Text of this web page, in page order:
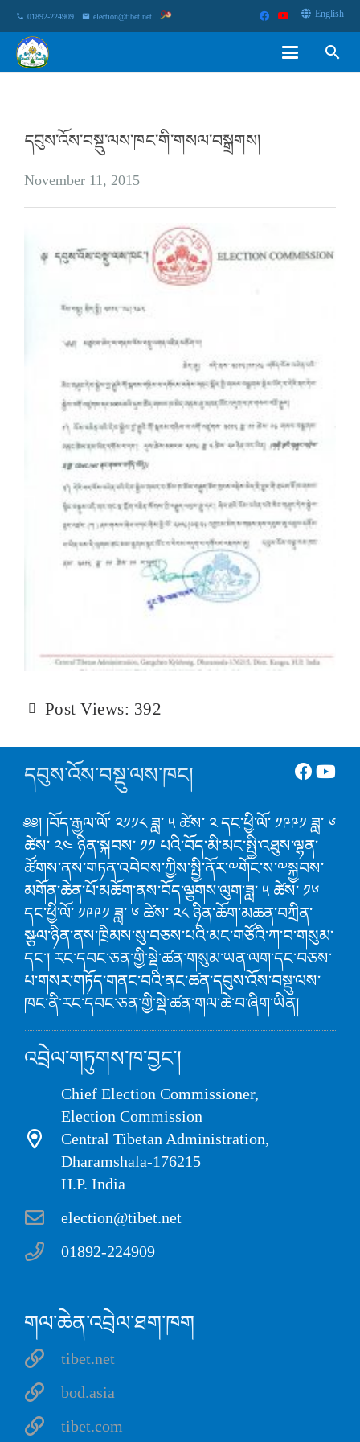
phone 01892-224909 email election@tibet.net English
search
དབུས་འོས་བསྡུ་ལས་ཁང་གི་གསལ་བསྒྲགས།
November 11, 2015
Post Views: 392
དབུས་འོས་བསྡུ་ལས་ཁང།
༅༅། །བོད་རྒྱལ་ལོ་ ༢༡༡༨ ཟླ་ ༥ ཚེས་ ༢ དང་ཕྱི་ལོ་ ༡༩༩༡ ཟླ་ ༦
ཚེས་ ༢༤ ཉིན་སྐབས་ ༡༡ པའི་བོད་མི་མང་སྤྱི་འཐུས་ལྷན་
ཚོགས་ནས་གཏན་འབེབས་ཀྱིས་སྤྱི་ནོར་༸གོང་ས་༸སྐྱབས་
མགོན་ཆེན་པོ་མཆོག་ནས་བོད་ལྕགས་ལུག་ཟླ་ ༥ ཚེས་ ༡༦
དང་ཕྱི་ལོ་ ༡༩༩༡ ཟླ་ ༦ ཚེས་ ༢༨ ཉིན་ཆོག་མཆན་བཀྲིན་
སྩལ་ཉིན་ནས་ཁྲིམས་སུ་བཅས་པའི་མང་གཙོའི་ཀ་བ་གསུམ་
དང་། རང་དབང་ཅན་གྱི་སྡེ་ཚན་གསུམ་ཡན་ལག་དང་བཅས་
པ་གསར་གཏོད་གནང་བའི་ནང་ཚན་དབུས་འོས་བསྡུ་ལས་
ཁང་ནི་རང་དབང་ཅན་གྱི་སྡེ་ཚན་གལ་ཆེ་བ་ཞིག་ཡིན།
འབྲེལ་གཏུགས་ཁ་བྱང་།
Chief Election Commissioner,
Election Commission
Central Tibetan Administration,
Dharamshala-176215
H.P. India
election@tibet.net
01892-224909
གལ་ཆེན་འབྲེལ་ཐག་ཁག
tibet.net
bod.asia
tibet.com